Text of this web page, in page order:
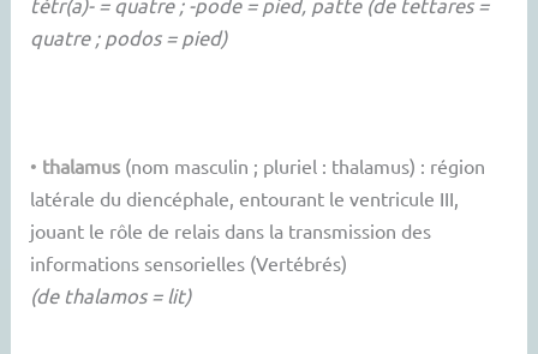
tétr(a)- = quatre ; -pode = pied, patte (de tettares =
quatre ; podos = pied)
• thalamus (nom masculin ; pluriel : thalamus) : région
latérale du diencéphale, entourant le ventricule III,
jouant le rôle de relais dans la transmission des
informations sensorielles (Vertébrés)
(de thalamos = lit)